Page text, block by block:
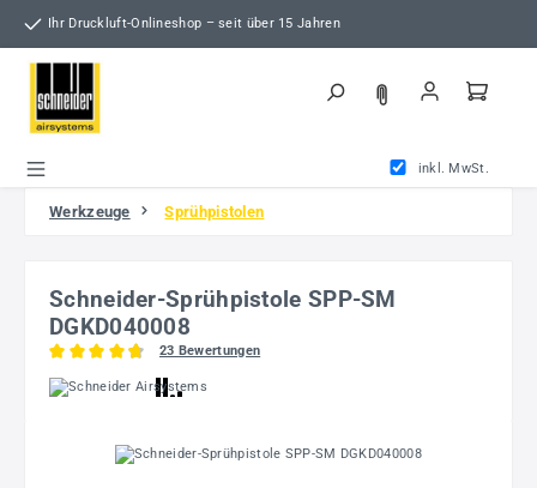
Zum Hauptinhalt springen
Ihr Druckluft-Onlineshop – seit über 15 Jahren
inkl. MwSt.
Werkzeuge Sprühpistolen
Schneider-Sprühpistole SPP-SM
DGKD040008
Durchschnittliche Bewertung von 4.8 von 5 Sternen
23 Bewertungen
Bildergalerie überspringen